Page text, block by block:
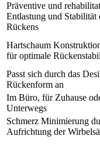
Präventive und
Entlastung und Stabilität
Rückens
Hartschaum
für optimale
Passt sich durch das
Rückenform an
Im Büro, für Zuhause
Unterwegs
Schmerz Minimierung
Aufrichtung der